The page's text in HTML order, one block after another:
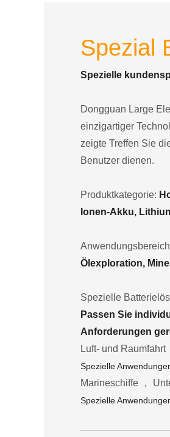
Spezial
Spezielle
Dongguan Large
einzigartiger
zeigte Treffen Sie
Benutzer dienen.
Produktkategorie:
Ionen-Akku,
Ölexploration,
Spezielle
Passen Sie
Anforderungen
Luft- und
Spezielle
Marineschiffe ，
Spezielle